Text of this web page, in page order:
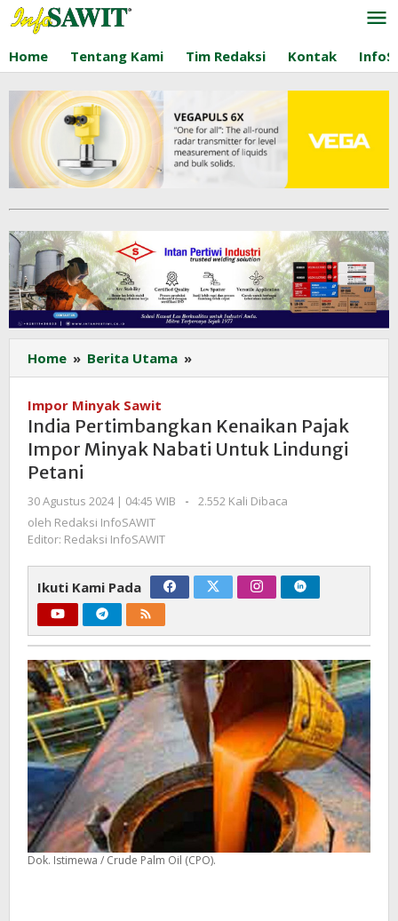
Lewati
ke
konten
Home Tentang Kami Tim Redaksi Kontak
Home » Berita Utama »
Pertimbangkan
Impor
Minyak
Untuk
Impor Minyak Sawit
India Pertimbangkan Kenaikan Pajak
Impor Minyak Nabati Untuk Lindungi
Petani
30 Agustus 2024 | 04:45 WIB
oleh
-
2.552 Kali Dibaca
oleh Redaksi InfoSAWIT
Editor: Redaksi InfoSAWIT
Ikuti Kami Pada
Dok. Istimewa / Crude Palm Oil (CPO).